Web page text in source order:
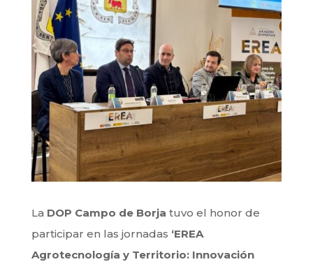
La DOP Campo de Borja tuvo el honor de
participar en las jornadas ‘EREA
Agrotecnología y Territorio: Innovación